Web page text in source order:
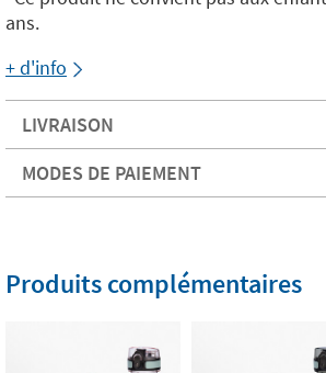
ans.
+ d'info
LIVRAISON
MODES DE PAIEMENT
Produits complémentaires